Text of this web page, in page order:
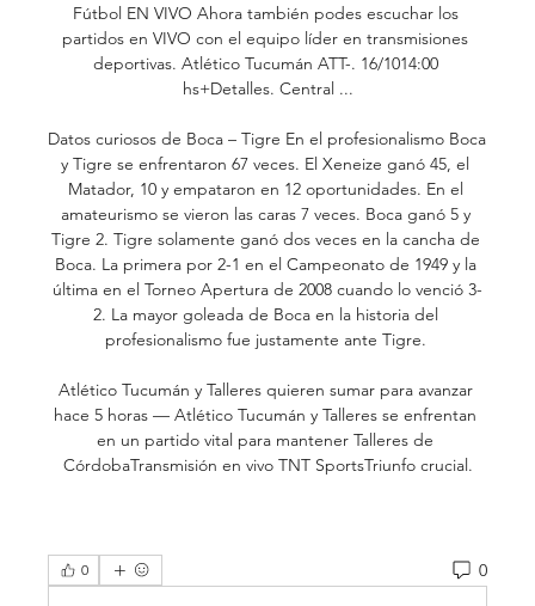
Fútbol EN VIVO Ahora también podes escuchar los
partidos en VIVO con el equipo líder en transmisiones
deportivas. Atlético Tucumán ATT-. 16/1014:00
hs+Detalles. Central ...
Datos curiosos de Boca – Tigre En el profesionalismo Boca
y Tigre se enfrentaron 67 veces. El Xeneize ganó 45, el
Matador, 10 y empataron en 12 oportunidades. En el
amateurismo se vieron las caras 7 veces. Boca ganó 5 y
Tigre 2. Tigre solamente ganó dos veces en la cancha de
Boca. La primera por 2-1 en el Campeonato de 1949 y la
última en el Torneo Apertura de 2008 cuando lo venció 3-
2. La mayor goleada de Boca en la historia del
profesionalismo fue justamente ante Tigre.
Atlético Tucumán y Talleres quieren sumar para avanzar
hace 5 horas — Atlético Tucumán y Talleres se enfrentan
en un partido vital para mantener Talleres de
CórdobaTransmisión en vivo TNT SportsTriunfo crucial.
0 0